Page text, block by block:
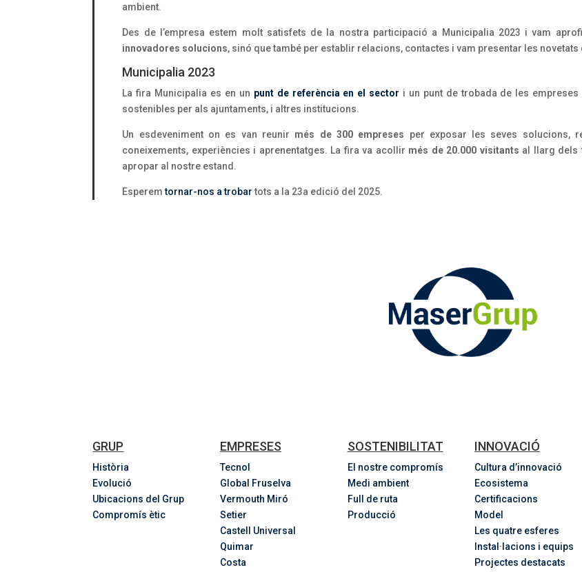
ambient.
Des de l’empresa estem molt satisfets de la nostra participació a Municipalia 2023 i vam
innovadores solucions, sinó que també per establir relacions, contactes i vam presentar les
Municipalia 2023
La fira Municipalia es en un punt de referència en el sector i un punt de trobada de les
sostenibles per als ajuntaments, i altres institucions.
Un esdeveniment on es van reunir més de 300 empreses per exposar les seves solucions,
coneixements, experiències i aprenentatges. La fira va acollir més de 20.000 visitants al llarg dels
apropar al nostre estand.
Esperemtornar-nos a trobartots a la 23a edició del 2025.
GRUP
Història
Evolució
Ubicacions del Grup
Compromís ètic
EMPRESES
Tecnol
Global Fruselva
Vermouth Miró
Setier
Castell Universal
Quimar
Costa
SOSTENIBILITAT
El nostre compromís
Medi ambient
Full de ruta
Producció
INNOVACIÓ
Cultura d’innovació
Ecosistema
Certificacions
Model
Les quatre esferes
Instal·lacions i equips
Projectes destacats